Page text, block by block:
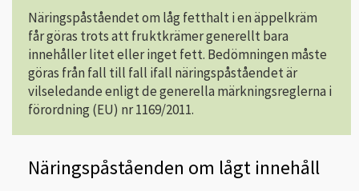
Näringspåståendet om låg fetthalt i en äppelkräm
får göras trots att fruktkrämer generellt bara
innehåller litet eller inget fett. Bedömningen måste
göras från fall till fall ifall näringspåståendet är
vilseledande enligt de generella märkningsreglerna i
förordning (EU) nr 1169/2011.
Näringspåståenden om lågt innehåll